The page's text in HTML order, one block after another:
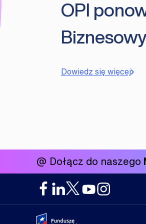
OPI
Dowiedz się więcej
@ Dołącz do naszego
Portal Fundusze Europejskie